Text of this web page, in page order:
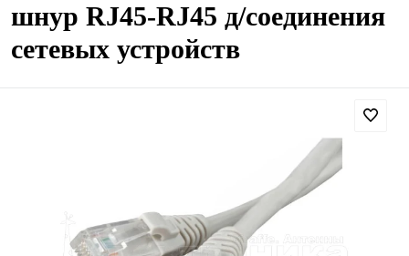
шнур RJ45-RJ45 д/соединения
сетевых устройств